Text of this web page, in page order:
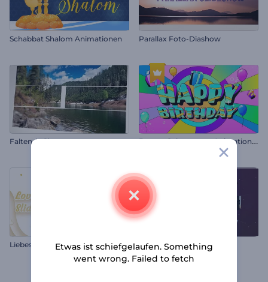
Schabbat Shalom Animationen Parallax Foto-Diashow
Faltende Shots B
untes Geburtstags-Animationspaket
Liebespaar Diashow 3D Globus-Diashow
Etwas ist schiefgelaufen. Something
went wrong. Failed to fetch